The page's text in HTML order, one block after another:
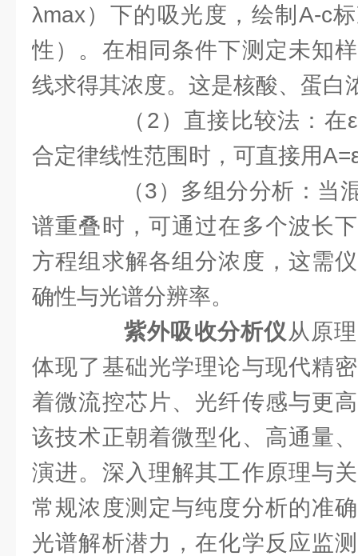
λmax）下的吸光度，绘制A-c
性）。在相同条件下测定未知
线求得其浓度。这是核酸、蛋白
（2）直接比较法：在ε
合定律线性范围时，可直接用
（3）多组分分析：当混
谱重叠时，可通过在多个波长
方程组求解各组分浓度，这需
确性与光谱分辨率。
紫外吸收分析仪从原
体现了基础光学理论与现代精
着微流控芯片、光纤传感与更
该技术正朝着微型化、高通量
演进。深入理解其工作原理与
常规浓度测定与纯度分析的准
光谱解析潜力，在化学反应监